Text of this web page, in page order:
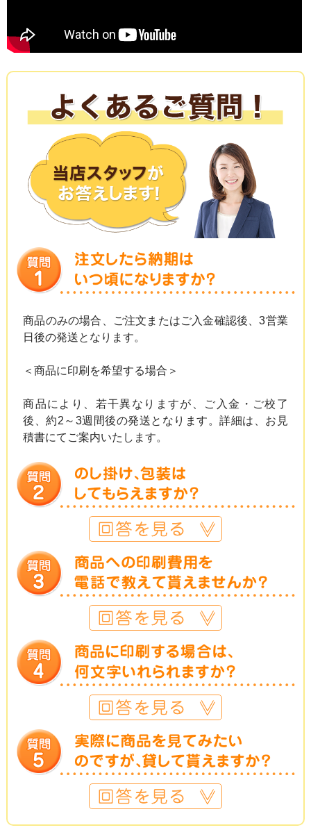
商品のみの場合、ご注文またはご入金確認後、3営業
日後の発送となります。
＜商品に印刷を希望する場合＞
商品により、若干異なりますが、ご入金・ご校了
後、約2～3週間後の発送となります。詳細は、お見
積書にてご案内いたします。